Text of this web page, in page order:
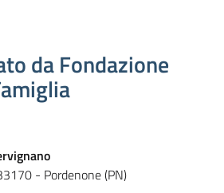
da Fondazione
- Pordenone (PN)